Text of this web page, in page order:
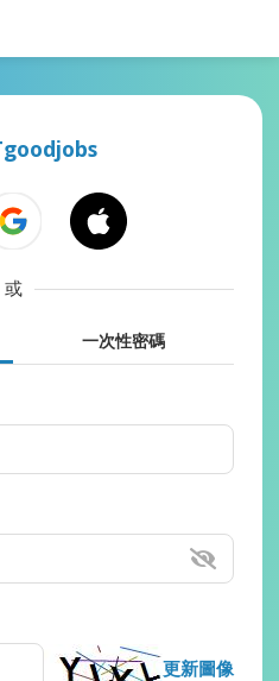
或
一次性密碼
更新圖像